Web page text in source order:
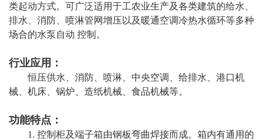
类起动方式。可广泛适用于工农业生产及各类建筑的给水、
排水、消防、喷淋管网增压以及暖通空调冷热水循环等多种
场合的水泵自动 控制。
行业应用：
恒压供水、消防、喷淋、中央空调、给排水、港口机
械、机床、锅炉、造纸机械、食品机械等。
功能特点：
1. 控制柜及端子箱由钢板弯曲焊接而成。箱内有通用的